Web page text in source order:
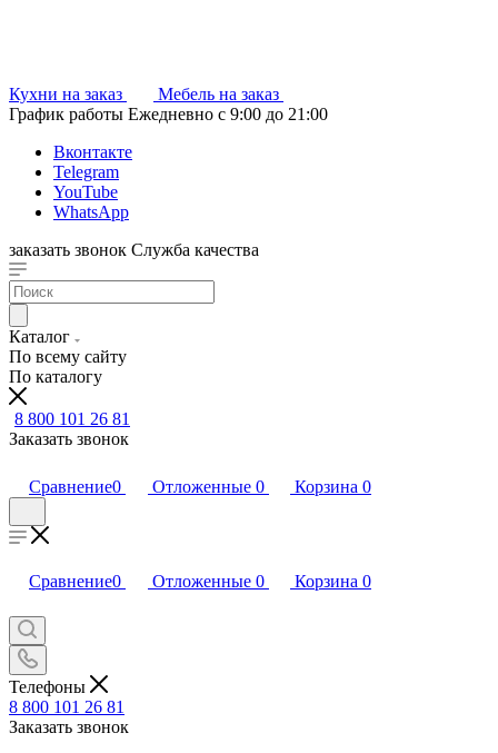
Кухни на заказ
Мебель на заказ
График работы Ежедневно с 9:00 до 21:00
Вконтакте
Telegram
YouTube
WhatsApp
заказать звонок Служба качества
Каталог
По всему сайту
По каталогу
8 800 101 26 81
Заказать звонок
Сравнение0 Отложенные 0 Корзина 0
Сравнение0 Отложенные 0 Корзина 0
Телефоны
8 800 101 26 81
Заказать звонок